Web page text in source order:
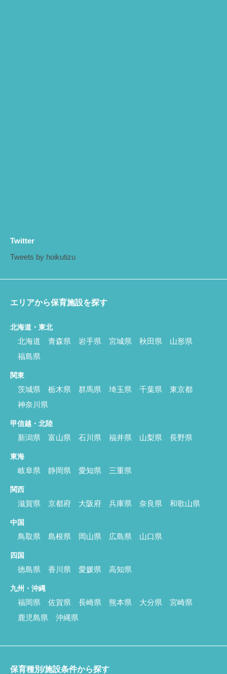
Twitter
Tweets by hoikutizu
エリアから保育施設を探す
北海道・東北
北海道 青森県 岩手県 宮城県 秋田県
山形県
福島県
関東
茨城県 栃木県 群馬県 埼玉県 千葉県
東京都
神奈川県
甲信越・北陸
新潟県 富山県 石川県 福井県 山梨県 長野県
東海
岐阜県 静岡県 愛知県 三重県
関西
滋賀県 京都府 大阪府 兵庫県 奈良県 和歌山県
中国
鳥取県 島根県 岡山県 広島県 山口県
四国
徳島県 香川県 愛媛県 高知県
九州・沖縄
福岡県 佐賀県 長崎県 熊本県 大分県
宮崎県
鹿児島県
沖縄県
保育種別/施設条件から探す